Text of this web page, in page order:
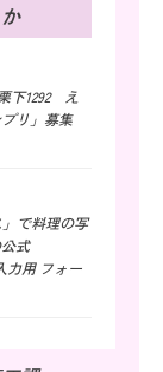
下1292 え
リ」募集
で料理の写
式
力用 フォー